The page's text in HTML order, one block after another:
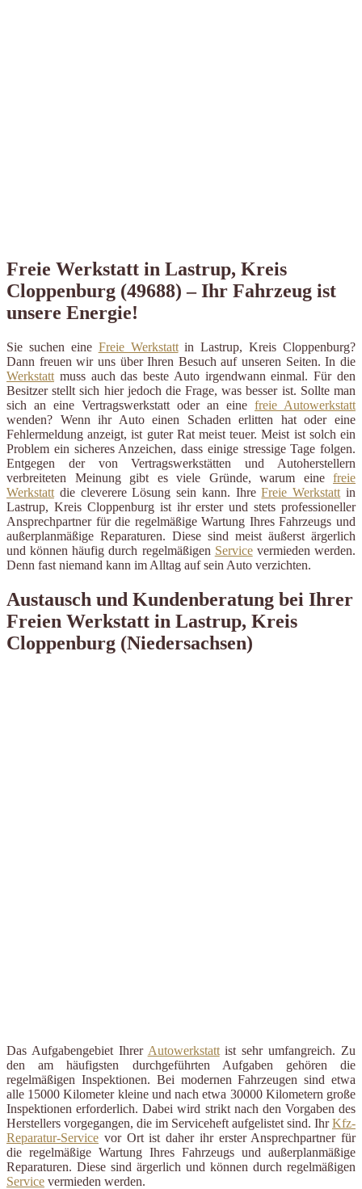
Freie Werkstatt in Lastrup, Kreis
Cloppenburg (49688) – Ihr Fahrzeug ist
unsere Energie!
Sie suchen eine Freie Werkstattin Lastrup, Kreis Cloppenburg?
Dann freuen wir uns über Ihren Besuch auf unseren Seiten. In die
Werkstatt muss auch das beste Auto irgendwann einmal. Für den
Besitzer stellt sich hier jedoch die Frage, was besser ist. Sollte man
sich an eine Vertragswerkstatt oder an eine freie Autowerkstatt
wenden? Wenn ihr Auto einen Schaden erlitten hat oder eine
Fehlermeldung anzeigt, ist guter Rat meist teuer. Meist ist solch ein
Problem ein sicheres Anzeichen, dass einige stressige Tage folgen.
Entgegen der von Vertragswerkstätten und Autoherstellern
verbreiteten Meinung gibt es viele Gründe, warum eine freie
Werkstatt die cleverere Lösung sein kann. IhreFreie Werkstatt in
Lastrup, Kreis Cloppenburg ist ihr erster und stets professioneller
Ansprechpartner für die regelmäßige Wartung Ihres Fahrzeugs und
außerplanmäßige Reparaturen. Diese sind meist äußerst ärgerlich
und können häufig durch regelmäßigen Servicevermieden werden.
Denn fast niemand kann im Alltag auf sein Auto verzichten.
Austausch und Kundenberatung bei Ihrer
Freien Werkstatt in Lastrup, Kreis
Cloppenburg (Niedersachsen)
Das Aufgabengebiet Ihrer Autowerkstattist sehr umfangreich. Zu
den am häufigsten durchgeführten Aufgaben gehören die
regelmäßigen Inspektionen. Bei modernen Fahrzeugen sind etwa
alle 15000 Kilometer kleine und nach etwa 30000 Kilometern große
Inspektionen erforderlich. Dabei wird strikt nach den Vorgaben des
Herstellers vorgegangen, die im Serviceheft aufgelistet sind. IhrKfz-
Reparatur-Service vor Ort ist daher ihr erster Ansprechpartner für
die regelmäßige Wartung Ihres Fahrzeugs und außerplanmäßige
Reparaturen. Diese sind ärgerlich und können durch regelmäßigen
Service vermieden werden.